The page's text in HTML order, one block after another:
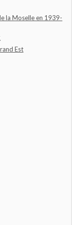
la Moselle en 1939-
Est